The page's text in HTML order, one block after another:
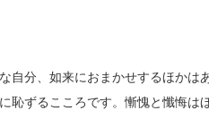
の
は十
するあわれな自分、如
恥ずるこころです。慚愧と懺悔は